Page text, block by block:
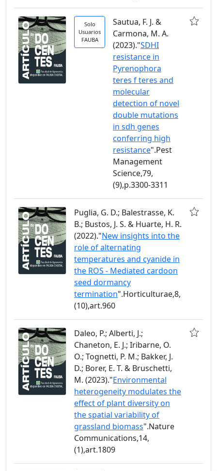
Solo
Usuarios
FAUBA
Sautua, F. J. &
Carmona, M. A.
(2023)."SDHI
resistance in
Pyrenophora
teres f teres and
molecular
detection of novel
double mutations
in sdh genes
conferring high
resistance".Pest
Management
Science,79,
(9),p.3300-3311
Puglia, G. D.; Balestrasse, K.
B.; Bustos, J. S. & Huarte, H. R.
(2022)."New insights into the
role of alternating
temperatures and cyanide in
the ROS - Mediated cardoon
seed dormancy
termination".Horticulturae,8,
(10),art.960
Daleo, P.; Alberti, J.;
Chaneton, E. J.; Iribarne, O.
O.; Tognetti, P. M.; Bakker, J.
D.; Borer, E. T. & Bruschetti,
M. (2023)."Environmental
heterogeneity modulates the
effect of plant diversity on
the spatial variability of
grassland biomass".Nature
Communications,14,
(1),art.1809